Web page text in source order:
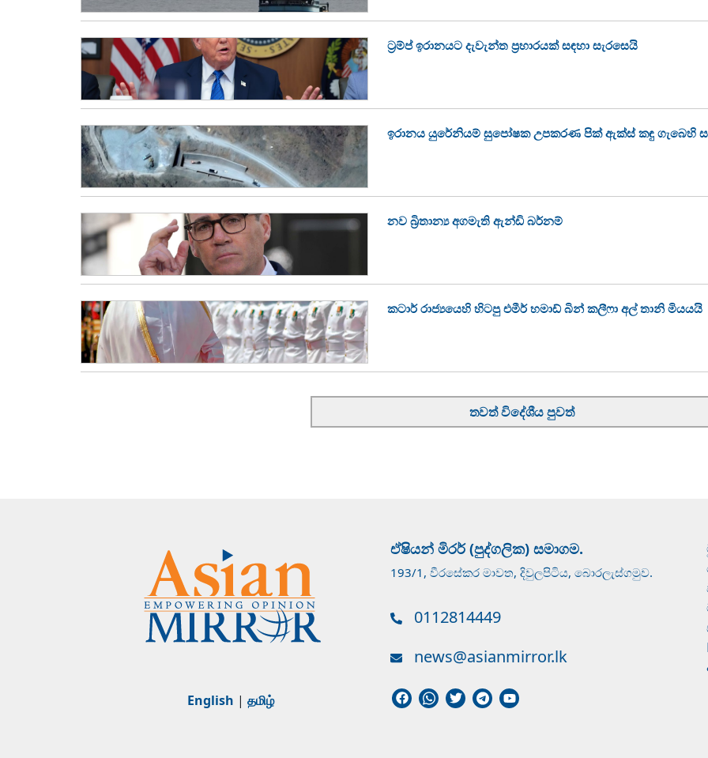
ට්‍රම්ප් ඉරානයට දැවැන්ත ප්‍රහාරයක් සඳහා සැරසෙයි
ඉරානය යුරේනියම් සුපෝෂක උපකරණ පික් ඇක්ස් කඳු ගැබෙහි
නව බ්‍රිතාන්‍ය අගමැති ඇන්ඩි බර්නම්
කටාර් රාජ්‍යයෙහි හිටපු එමීර් හමාඩ් බින් කලීෆා අල් තානි මියයයි
තවත් විදේශීය පුවත්
English | தமிழ்
ඒෂියන් මිරර් (පුද්ගලික) සමාගම.
193/1, වීරසේකර මාවත, දිවුලපිටිය, බොරලැස්ගමුව.
0112814449
news@asianmirror.lk